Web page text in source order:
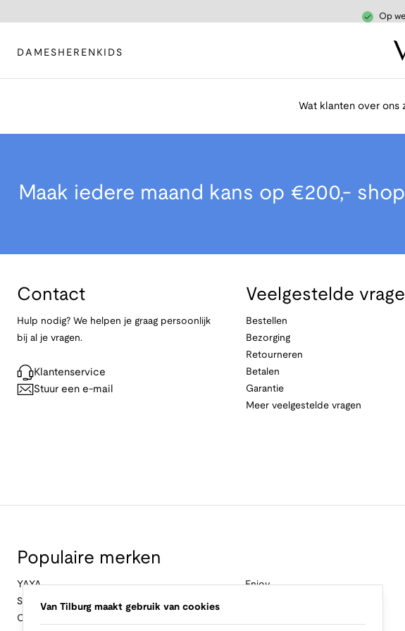
Op
DAMES HEREN KIDS
Wat klanten over ons
Maak iedere maand kans op €200,-
Contact
Hulp nodig? We helpen je graag persoonlijk
bij al je vragen.
Klantenservice
Stuur een e-mail
Veelgestelde
Bestellen
Bezorging
Retourneren
Betalen
Garantie
Meer veelgestelde vragen
Populaire merken
YAYA
Studio Anneloes
Cambio
Enjoy
Van Tilburg maakt gebruik van cookies